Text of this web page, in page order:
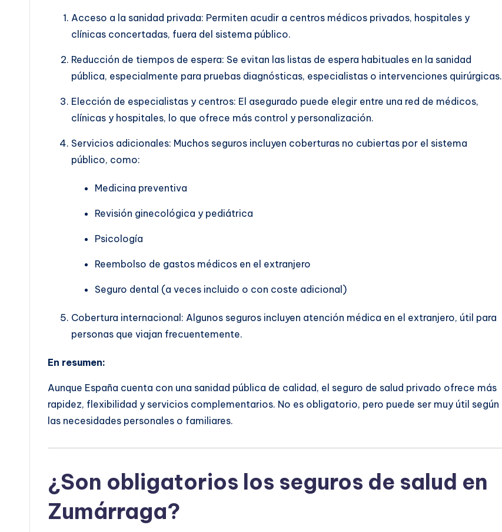
Acceso a la sanidad privada: Permiten acudir a centros médicos privados, hospitales y
clínicas concertadas, fuera del sistema público.
Reducción de tiempos de espera: Se evitan las listas de espera habituales en la sanidad
pública, especialmente para pruebas diagnósticas, especialistas o intervenciones quirúrgicas.
Elección de especialistas y centros: El asegurado puede elegir entre una red de médicos,
clínicas y hospitales, lo que ofrece más control y personalización.
Servicios adicionales: Muchos seguros incluyen coberturas no cubiertas por el sistema
público, como:
Medicina preventiva
Revisión ginecológica y pediátrica
Psicología
Reembolso de gastos médicos en el extranjero
Seguro dental (a veces incluido o con coste adicional)
Cobertura internacional: Algunos seguros incluyen atención médica en el extranjero, útil para
personas que viajan frecuentemente.
En resumen:
Aunque España cuenta con una sanidad pública de calidad, el seguro de salud privado ofrece más
rapidez, flexibilidad y servicios complementarios. No es obligatorio, pero puede ser muy útil según
las necesidades personales o familiares.
¿Son obligatorios los seguros de salud en
Zumárraga?